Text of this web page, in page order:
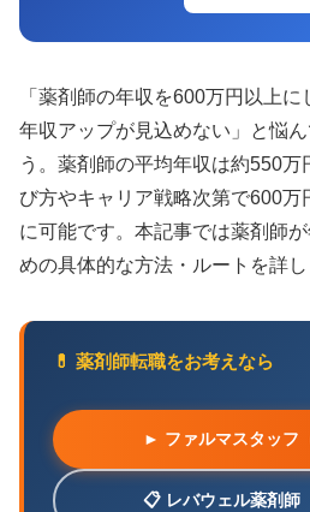
「薬剤師の年収を600万円以上
年収アップが見込めない」と悩
う。薬剤師の平均年収は約550
び方やキャリア戦略次第で600万
に可能です。本記事では薬剤師
めの具体的な方法・ルートを詳し
💊 薬剤師転職をお考えなら
► ファルマスタッフ
📋 レバウェル薬剤師